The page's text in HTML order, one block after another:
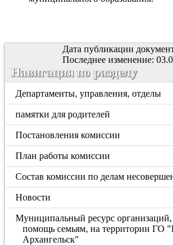
Дата публикации
Последнее изменение:
Навигация по разделу
Департаменты, управления, отделы
памятки для родителей
Постановления комиссии
План работы комиссии
Состав комиссии по делам
Новости
Муниципальный ресурс
помощь семьям, на территории ГО
Архангельск"